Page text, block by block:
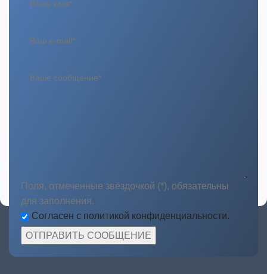
Поля, отмеченные звёздочкой (*), обязательны
для заполнения.
Согласен с политикой конфиденциальности.